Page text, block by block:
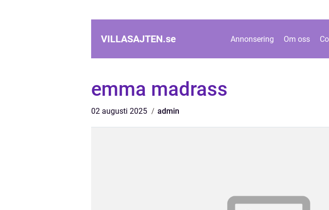
VILLASAJTEN.se Annonsering Om oss
emma madrass
02 augusti 2025 admin